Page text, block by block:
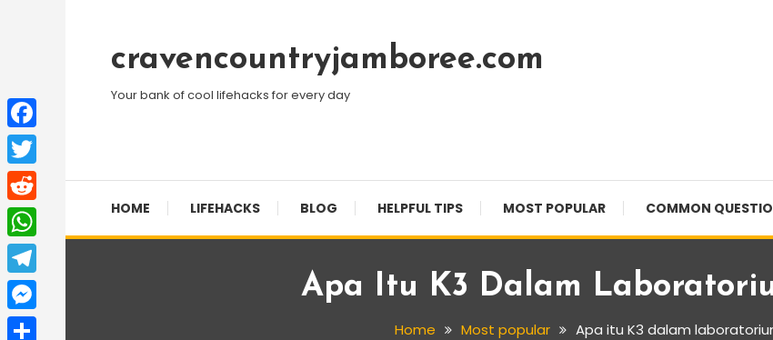
Contentcravencountryjamboree.com
Your bank of cool lifehacks for every day
HOME LIFEHACKS BLOG HELPFUL TIPS MOST POPULAR COMMON
Apa Itu K3 Dalam
Home Most popular Apa itu K3 dalam
Facebook
Twitter
Reddit
WhatsApp
Telegram
Messenger